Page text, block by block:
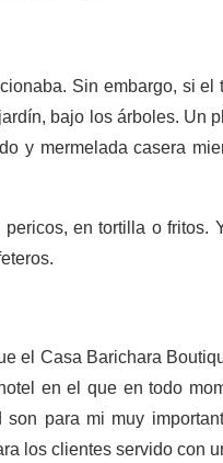
Sin embargo, si el
bajo los árboles. Un
y mermelada casera
en tortilla o fritos.
el Casa Barichara
en el que en todo
para mi muy
los clientes servido con